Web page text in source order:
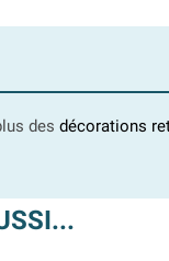
des décorations